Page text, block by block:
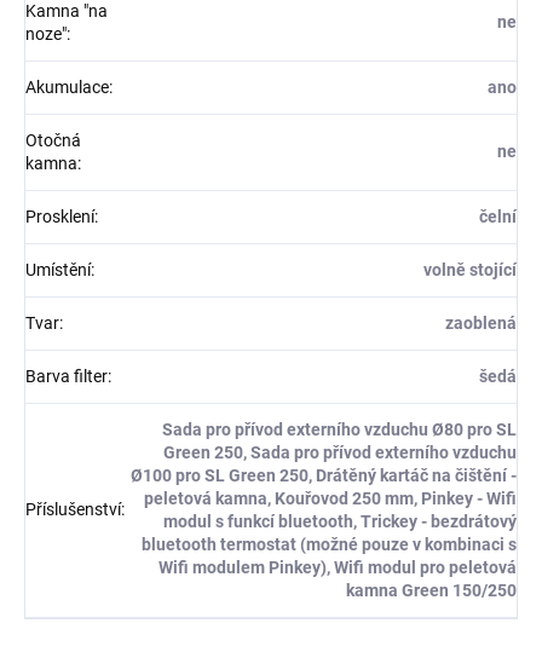
Kamna "na
noze":
ne
Akumulace: ano
Otočná
kamna:
ne
Prosklení: čelní
Umístění: volně stojící
Tvar: zaoblená
Barva filter: šedá
Příslušenství:
Sada pro přívod externího vzduchu Ø80 pro SL
Green 250, Sada pro přívod externího vzduchu
Ø100 pro SL Green 250, Drátěný kartáč na čištění -
peletová kamna, Kouřovod 250 mm, Pinkey - Wifi
modul s funkcí bluetooth, Trickey - bezdrátový
bluetooth termostat (možné pouze v kombinaci s
Wifi modulem Pinkey), Wifi modul pro peletová
kamna Green 150/250